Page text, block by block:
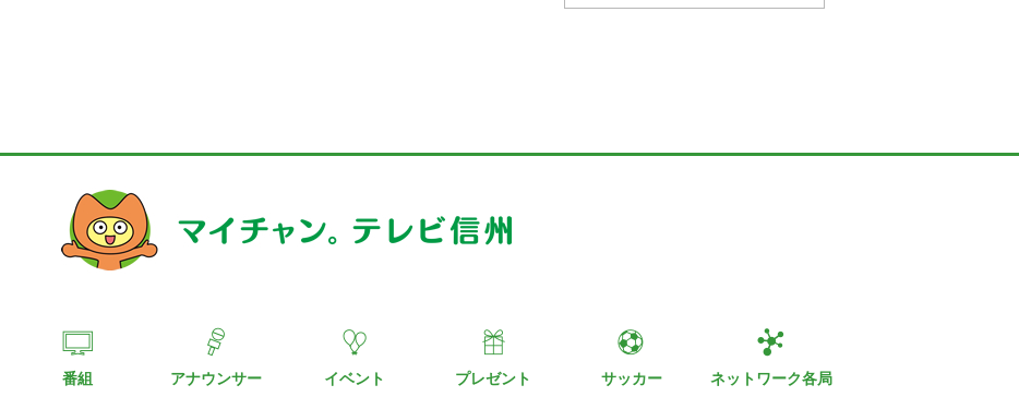
番組 アナウンサー イベント プレゼント サッカー ネットワーク各局